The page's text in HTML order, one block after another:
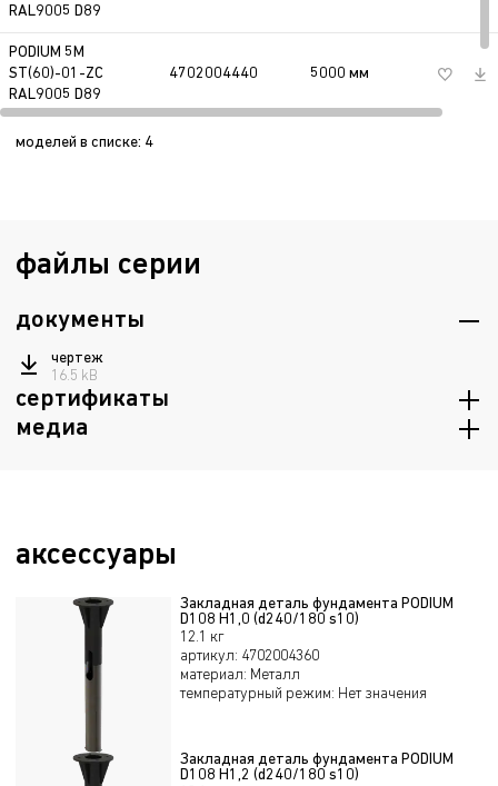
D89 диаметр опоры, мм
RAL9005 D89
PODIUM 5M
ST(60)-01-ZC
RAL9005 D89
4702004440 5000 мм 43 кг
моделей в списке: 4
файлы серии
документы
чертеж
16.5 kB
сертификаты
архив с сертификатами
медиа
аксессуары
Закладная деталь фундамента PODIUM
D108 H1,0 (d240/180 s10)
12.1 кг
артикул: 4702004360
материал: Металл
температурный режим: Нет значения
Закладная деталь фундамента PODIUM
D108 H1,2 (d240/180 s10)